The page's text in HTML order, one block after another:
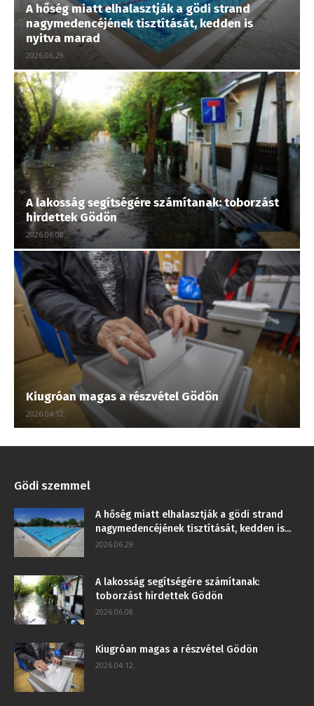
A hőség miatt elhalasztják a gödi strand
nagymedencéjének tisztítását, kedden is
nyitva marad
2026.06.29.
A lakosság segítségére számítanak: toborzást
hirdettek Gödön
2026.06.08.
Kiugróan magas a részvétel Gödön
2026.04.12.
Gödi szemmel
A hőség miatt elhalasztják a gödi strand
nagymedencéjének tisztítását, kedden is...
2026.06.29.
A lakosság segítségére számítanak:
toborzást hirdettek Gödön
2026.06.08.
Kiugróan magas a részvétel Gödön
2026.04.12.